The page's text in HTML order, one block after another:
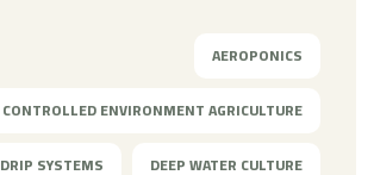
AEROPONICS
CONTROLLED ENVIRONMENT AGRICULTURE
DEEP WATER CULTURE
DRIP SYSTEMS